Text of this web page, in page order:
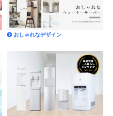
おしゃれなデザイン